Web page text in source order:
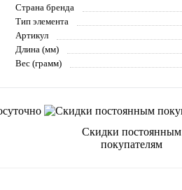
Страна бренда
Тип элемента
Артикул
Длина (мм)
Вес (грамм)
Скидки постоянным
покупателям